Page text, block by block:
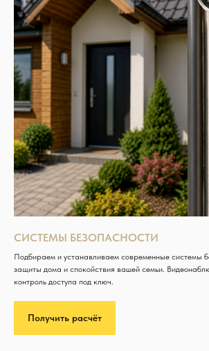
СИСТЕМЫ БЕЗОПАСНОСТИ
Подбираем и устанавливаем современные системы
защиты дома и спокойствия вашей семьи.
контроль доступа под ключ.
Получить расчёт